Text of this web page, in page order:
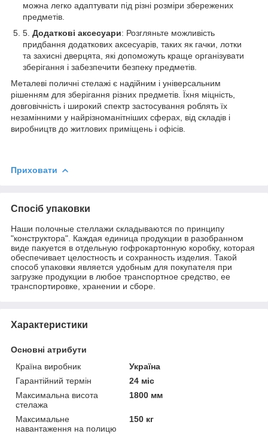
можна легко адаптувати під різні розміри збережених
предметів.
Додаткові аксесуари: Розгляньте можливість
придбання додаткових аксесуарів, таких як гачки, лотки
та захисні дверцята, які допоможуть краще організувати
зберігання і забезпечити безпеку предметів.
Металеві поличні стелажі є надійним і універсальним
рішенням для зберігання різних предметів. Їхня міцність,
довговічність і широкий спектр застосування роблять їх
незамінними у найрізноманітніших сферах, від складів і
виробництв до житлових приміщень і офісів.
Приховати
Спосіб упаковки
Наши полочные стеллажи складываются по принципу
"конструктора". Каждая единица продукции в разобранном
виде пакуется в отдельную гофрокартонную коробку, которая
обеспечивает целостность и сохранность изделия. Такой
способ упаковки является удобным для покупателя при
загрузке продукции в любое транспортное средство, ее
транспортировке, хранении и сборе.
Характеристики
Основні атрибути
Країна виробник
Україна
Гарантійний термін
24 міс
Максимальна висота
стелажа
1800 мм
Максимальне
навантаження на полицю
150 кг